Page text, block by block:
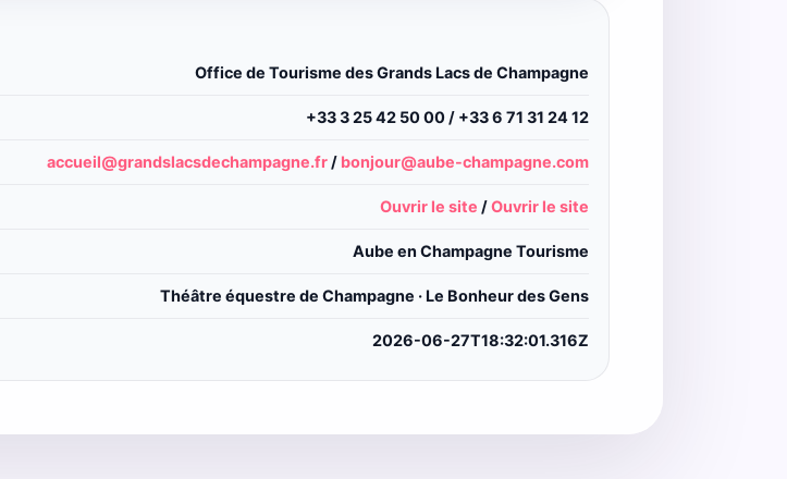
Office de Tourisme des Grands Lacs de Champagne
+33 3 25 42 50 00 / +33 6 71 31 24 12
accueil@grandslacsdechampagne.fr / bonjour@aube-champagne.com
Ouvrir le site /Ouvrir le site
Aube en Champagne Tourisme
Théâtre équestre de Champagne · Le Bonheur des Gens
2026-06-27T18:32:01.316Z